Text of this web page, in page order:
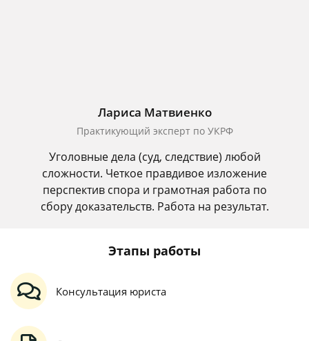
Лариса Матвиенко
Практикующий эксперт по УКРФ
Уголовные дела (суд, следствие) любой
сложности. Четкое правдивое изложение
перспектив спора и грамотная работа по
сбору доказательств. Работа на результат.
Этапы работы
Консультация юриста